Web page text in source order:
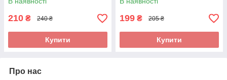
210 ₴ 240 ₴
Купити
199 ₴ 205 ₴
Купити
Про нас